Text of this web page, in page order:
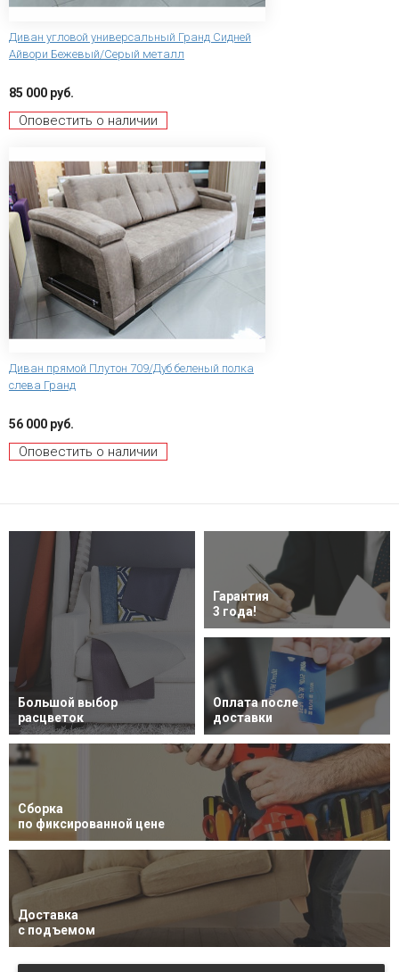
Диван угловой универсальный Гранд Сидней
Айвори Бежевый/Серый металл
85 000 руб.
Оповестить о наличии
Диван прямой Плутон 709/Дуб беленый полка
слева Гранд
56 000 руб.
Оповестить о наличии
Большой выбор
расцветок
Гарантия
3 года!
Оплата после
доставки
Сборка
по фиксированной цене
Доставка
с подъемом